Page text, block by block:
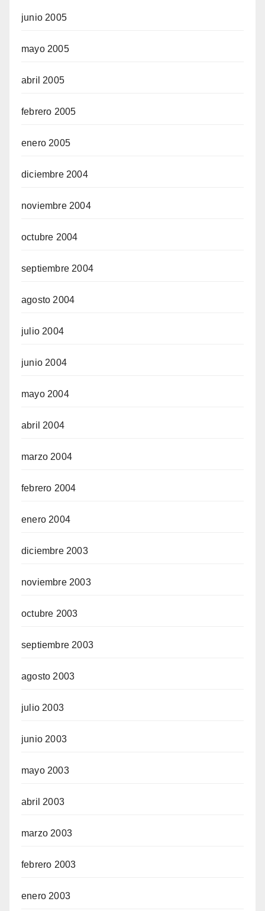
junio 2005
mayo 2005
abril 2005
febrero 2005
enero 2005
diciembre 2004
noviembre 2004
octubre 2004
septiembre 2004
agosto 2004
julio 2004
junio 2004
mayo 2004
abril 2004
marzo 2004
febrero 2004
enero 2004
diciembre 2003
noviembre 2003
octubre 2003
septiembre 2003
agosto 2003
julio 2003
junio 2003
mayo 2003
abril 2003
marzo 2003
febrero 2003
enero 2003